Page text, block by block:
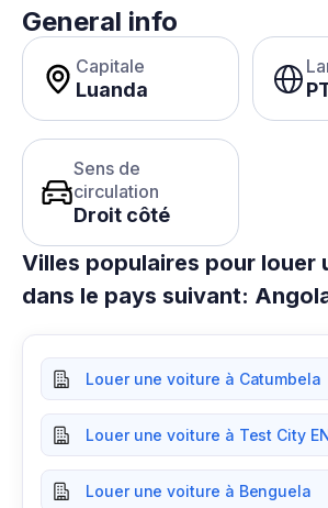
General info
Capitale
Luanda
Sens de
circulation
Droit côté
Villes populaires pour louer
dans le pays suivant:
Louer une voiture à Catumbela
Louer une voiture à Test City
Louer une voiture à Benguela